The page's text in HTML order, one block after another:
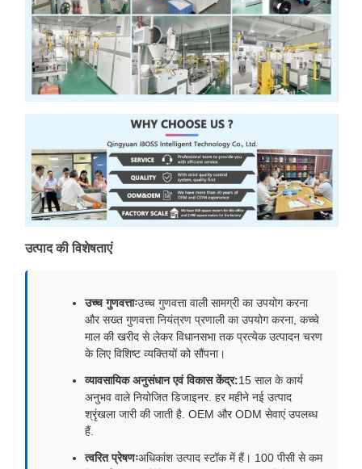
उत्पाद की विशेषताएं
उच्च गुणवत्ताःउच्च गुणवत्ता वाली सामग्री का उपयोग करना
और सख्त गुणवत्ता नियंत्रण प्रणाली का उपयोग करना, कच्चे
माल की खरीद से लेकर विधानसभा तक प्रत्येक उत्पादन चरण
के लिए विशिष्ट व्यक्तियों को सौंपना।
व्यावसायिक अनुसंधान एवं विकास केंद्र:15 साल के कार्य
अनुभव वाले नियोजित डिजाइनर. हर महीने नई उत्पाद
श्रृंखला जारी की जाती है. OEM और ODM सेवाएं उपलब्ध
हैं.
त्वरित प्रेषणःअधिकांश उत्पाद स्टॉक में हैं। 100 पीसी से कम